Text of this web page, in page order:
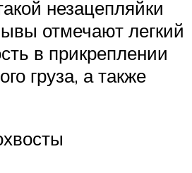
незацепляйки
отмечают легкий
в прикреплении
груза, а также